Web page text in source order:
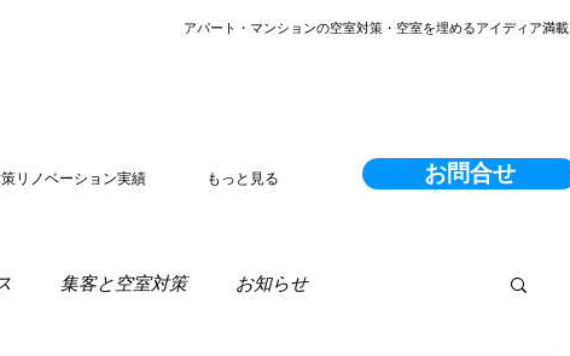
​アパート・マンションの空室対策・空室を埋めるアイディア満載
リノベーション実績 もっと見る お問合せ
集客と空室対策 お知らせ